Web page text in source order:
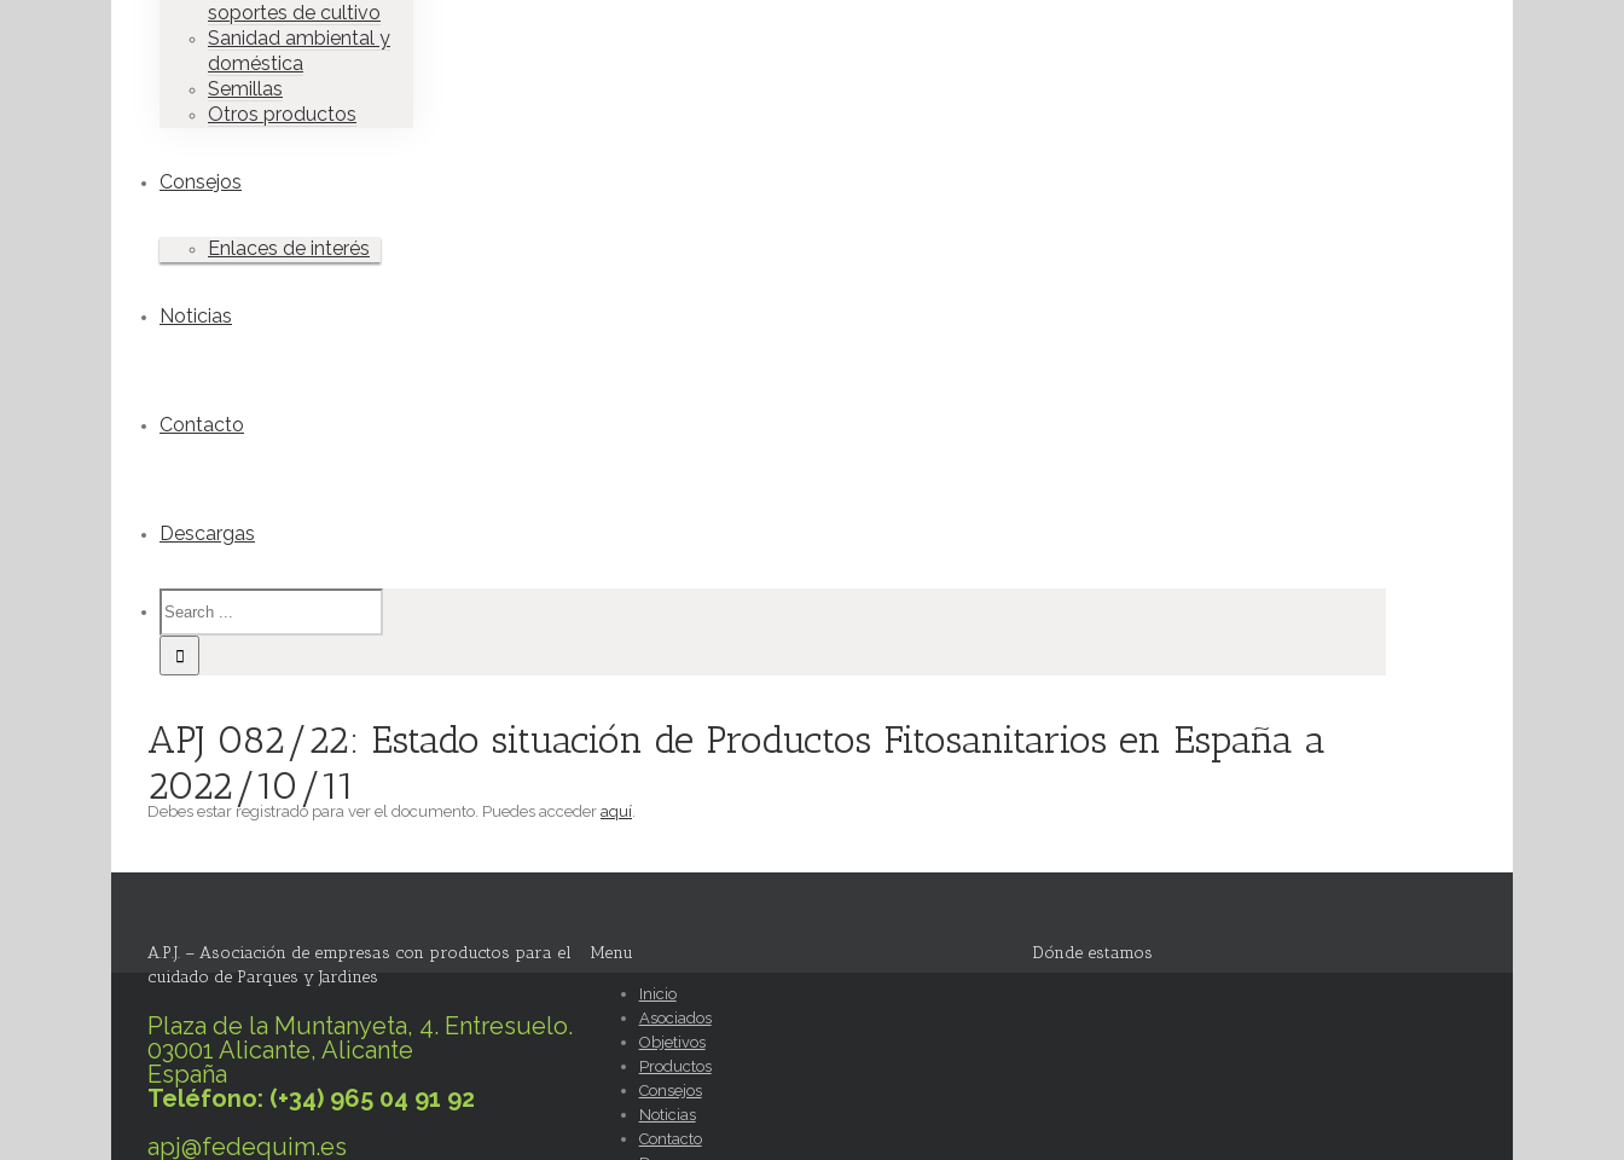
soportes de cultivo
Sanidad ambiental y
doméstica
Semillas
Otros productos
Consejos
Enlaces de interés
Noticias
Contacto
Descargas
APJ 082/22: Estado situación de Productos Fitosanitarios en España a
2022/10/11
Debes estar registrado para ver el documento. Puedes acceder aquí.
A.P.J. – Asociación de empresas con productos para el
cuidado de Parques y Jardines
Plaza de la Muntanyeta, 4. Entresuelo.
03001 Alicante, Alicante
España
Teléfono: (+34) 965 04 91 92
apj@fedequim.es
Menu
Inicio
Asociados
Objetivos
Productos
Consejos
Noticias
Contacto
Dónde estamos